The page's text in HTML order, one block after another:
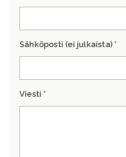
Sähköposti (ei julkaista) *
Viesti *